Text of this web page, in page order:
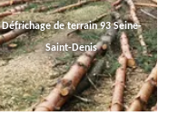
Défrichage de terrain 93 Seine-
Saint-Denis